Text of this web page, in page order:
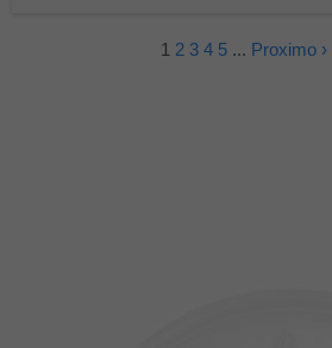
1 2 3 4 5 ... Proximo ›